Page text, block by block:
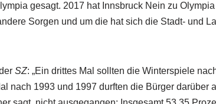
gesagt. 2017 hat Innsbruck Nein zu
Sorgen und um die hat sich die Stadt- und
SZ: „Ein drittes Mal sollten die Winterspiele
nach 1993 und 1997 durften die Bürger darüber